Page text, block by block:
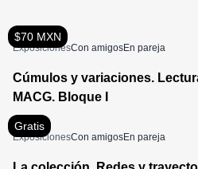
$70 MXN
ExposicionesCon amigosEn pareja
Cúmulos y variaciones.
MACG. Bloque I
Gratis
ExposicionesCon amigosEn pareja